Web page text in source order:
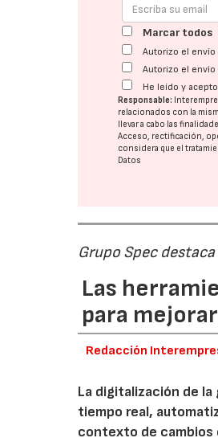
Marcar todos
Autorizo el
Autorizo el
He leído y
Responsable:
relacionados con la
llevar a cabo las
Acceso, rectificación,
considera que el
Datos
Grupo Spec
Las
para
Redacción
La digitalización de
tiempo real,
contexto de cambios